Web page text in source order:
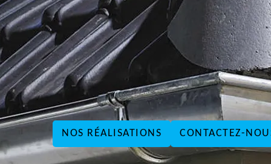
NOS RÉALISATIONS CONTACTEZ-